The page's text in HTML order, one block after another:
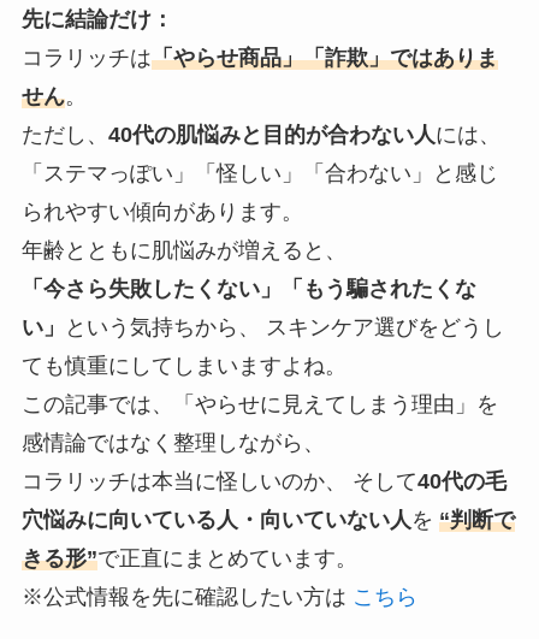
先に結論だけ：
コラリッチは「やらせ商品」「詐欺」ではありま
せん。
ただし、 40代の肌悩みと目的が合わない人 には、
「ステマっぽい」「怪しい」「合わない」と感じ
られやすい傾向があります。
年齢とともに肌悩みが増えると、
「今さら失敗したくない」「もう騙されたくな
い」
という気持ちから、 スキンケア選びをどうし
ても慎重にしてしまいますよね。
この記事では、「やらせに見えてしまう理由」を
感情論ではなく整理しながら、
コラリッチは本当に怪しいのか、 そして40代の毛
穴悩みに向いている人・向いていない人 を “判断で
きる形”で正直にまとめています。
※公式情報を先に確認したい方は こちら